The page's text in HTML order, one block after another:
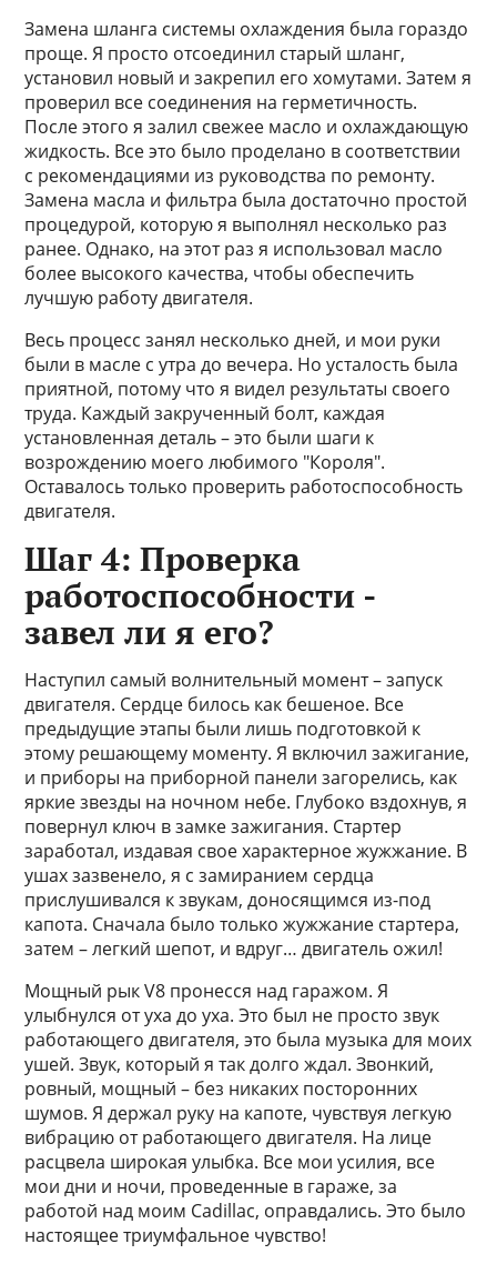
Замена шланга системы охлаждения была гораздо
проще. Я просто отсоединил старый шланг,
установил новый и закрепил его хомутами. Затем я
проверил все соединения на герметичность.
После этого я залил свежее масло и охлаждающую
жидкость. Все это было проделано в соответствии
с рекомендациями из руководства по ремонту.
Замена масла и фильтра была достаточно простой
процедурой, которую я выполнял несколько раз
ранее. Однако, на этот раз я использовал масло
более высокого качества, чтобы обеспечить
лучшую работу двигателя.
Весь процесс занял несколько дней, и мои руки
были в масле с утра до вечера. Но усталость была
приятной, потому что я видел результаты своего
труда. Каждый закрученный болт, каждая
установленная деталь – это были шаги к
возрождению моего любимого "Короля".
Оставалось только проверить работоспособность
двигателя.
Шаг 4: Проверка
работоспособности -
завел ли я его?
Наступил самый волнительный момент – запуск
двигателя. Сердце билось как бешеное. Все
предыдущие этапы были лишь подготовкой к
этому решающему моменту. Я включил зажигание,
и приборы на приборной панели загорелись, как
яркие звезды на ночном небе. Глубоко вздохнув, я
повернул ключ в замке зажигания. Стартер
заработал, издавая свое характерное жужжание. В
ушах зазвенело, я с замиранием сердца
прислушивался к звукам, доносящимся из-под
капота. Сначала было только жужжание стартера,
затем – легкий шепот, и вдруг… двигатель ожил!
Мощный рык V8 пронесся над гаражом. Я
улыбнулся от уха до уха. Это был не просто звук
работающего двигателя, это была музыка для моих
ушей. Звук, который я так долго ждал. Звонкий,
ровный, мощный – без никаких посторонних
шумов. Я держал руку на капоте, чувствуя легкую
вибрацию от работающего двигателя. На лице
расцвела широкая улыбка. Все мои усилия, все
мои дни и ночи, проведенные в гараже, за
работой над моим Cadillac, оправдались. Это было
настоящее триумфальное чувство!